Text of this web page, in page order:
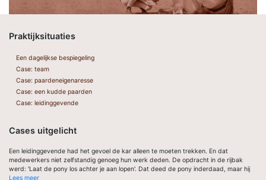
Praktijksituaties
Een dagelijkse bespiegeling
Case: team
Case: paardeneigenaresse
Case: een kudde paarden
Case: leidinggevende
Cases uitgelicht
Een leidinggevende had het gevoel de kar alleen te moeten trekken. En dat
medewerkers niet zelfstandig genoeg hun werk deden. De opdracht in de rijbak
werd: 'Laat de pony los achter je aan lopen'. Dat deed de pony inderdaad, maar hij
Lees meer